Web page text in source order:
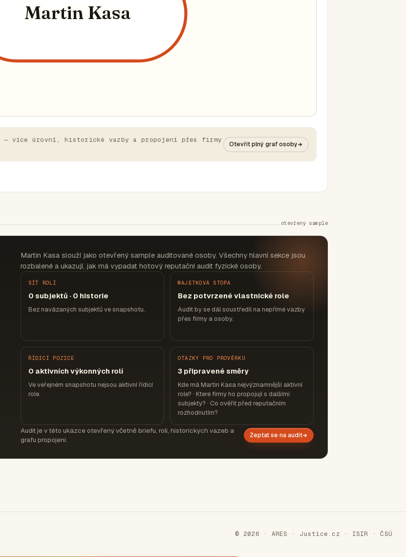
Martin Kasa
— více úrovní, historické vazby a propojení přes firmy
Otevřít plný graf osoby
otevřený sample
Martin Kasa slouží jako otevřený sample auditované osoby. Všechny hlavní sekce jsou
rozbalené a ukazují, jak má vypadat hotový reputační audit fyzické osoby.
SÍŤ ROLÍ
0 subjektů · 0 historie
Bez navázaných subjektů ve snapshotu.
MAJETKOVÁ STOPA
Bez potvrzené vlastnické role
Audit by se dál soustředil na nepřímé vazby
přes firmy a osoby.
ŘÍDICÍ POZICE
0 aktivních výkonných rolí
Ve veřejném snapshotu nejsou aktivní řídicí
role.
OTÁZKY PRO PROVĚRKU
3 připravené směry
Kde má Martin Kasa nejvýznamnější aktivní
role? · Které firmy ho propojují s dalšími
subjekty? · Co ověřit před reputačním
rozhodnutím?
Audit je v této ukázce otevřený včetně briefu, rolí, historických vazeb a
grafu propojení.
Zeptat se na audit
© 2026 · ARES · Justice.cz · ISIR · ČSÚ